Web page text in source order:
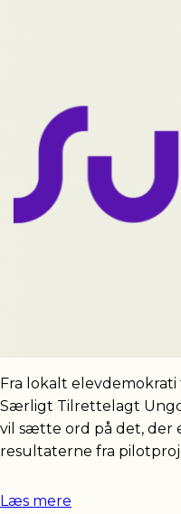
Fra lokalt
Særligt Tilrettelagt
vil sætte ord på det, der
resultaterne fra
Læs mere